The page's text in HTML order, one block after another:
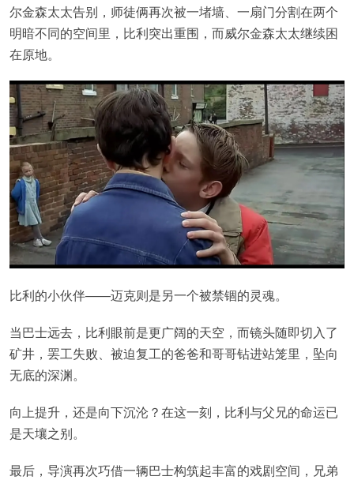
尔金森太太告别，师徒俩再次被一堵墙、一扇门分割在两个
明暗不同的空间里，比利突出重围，而威尔金森太太继续困
在原地。
比利的小伙伴——迈克则是另一个被禁锢的灵魂。
当巴士远去，比利眼前是更广阔的天空，而镜头随即切入了
矿井，罢工失败、被迫复工的爸爸和哥哥钻进站笼里，坠向
无底的深渊。
向上提升，还是向下沉沦？在这一刻，比利与父兄的命运已
是天壤之别。
最后，导演再次巧借一辆巴士构筑起丰富的戏剧空间，兄弟